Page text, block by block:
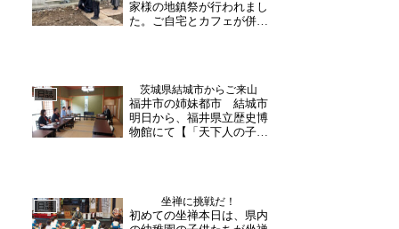
家様の地鎮祭が行われまし
た。ご自宅とカフェが併設
す。(助野)
日誌 茨城県結城市からご来山
福井市の姉妹都市 結城市
明日から、福井県立歴史博
物館にて【「天下人の子」
内をご案内いたしました。
結城市と福井市は、友好都
日誌 坐禅に挑戦だ！
初めての坐禅本日は、県内